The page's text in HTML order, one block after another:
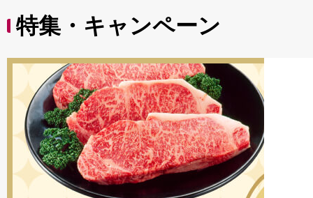
特集・キャンペーン